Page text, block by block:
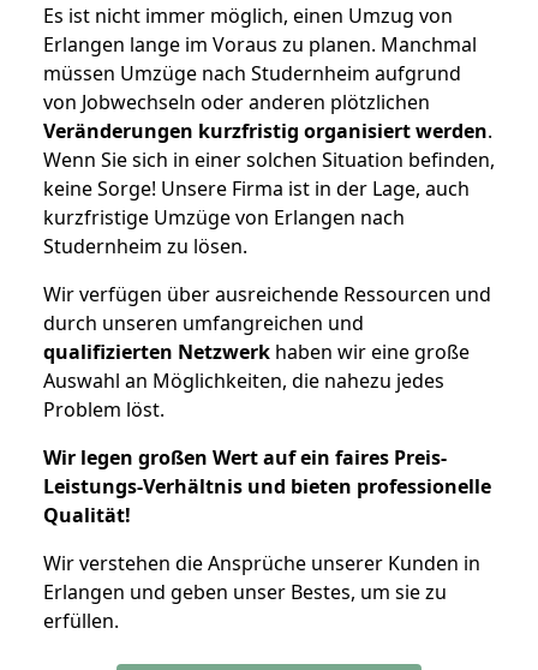
Es ist nicht immer möglich, einen Umzug von
Erlangen lange im Voraus zu planen. Manchmal
müssen Umzüge nach Studernheim aufgrund
von Jobwechseln oder anderen plötzlichen
Veränderungen kurzfristig organisiert werden.
Wenn Sie sich in einer solchen Situation befinden,
keine Sorge! Unsere Firma ist in der Lage, auch
kurzfristige Umzüge von Erlangen nach
Studernheim zu lösen.
Wir verfügen über ausreichende Ressourcen und
durch unseren umfangreichen und
qualifizierten Netzwerk haben wir eine große
Auswahl an Möglichkeiten, die nahezu jedes
Problem löst.
Wir legen großen Wert auf ein faires Preis-
Leistungs-Verhältnis und bieten professionelle
Qualität!
Wir verstehen die Ansprüche unserer Kunden in
Erlangen und geben unser Bestes, um sie zu
erfüllen.